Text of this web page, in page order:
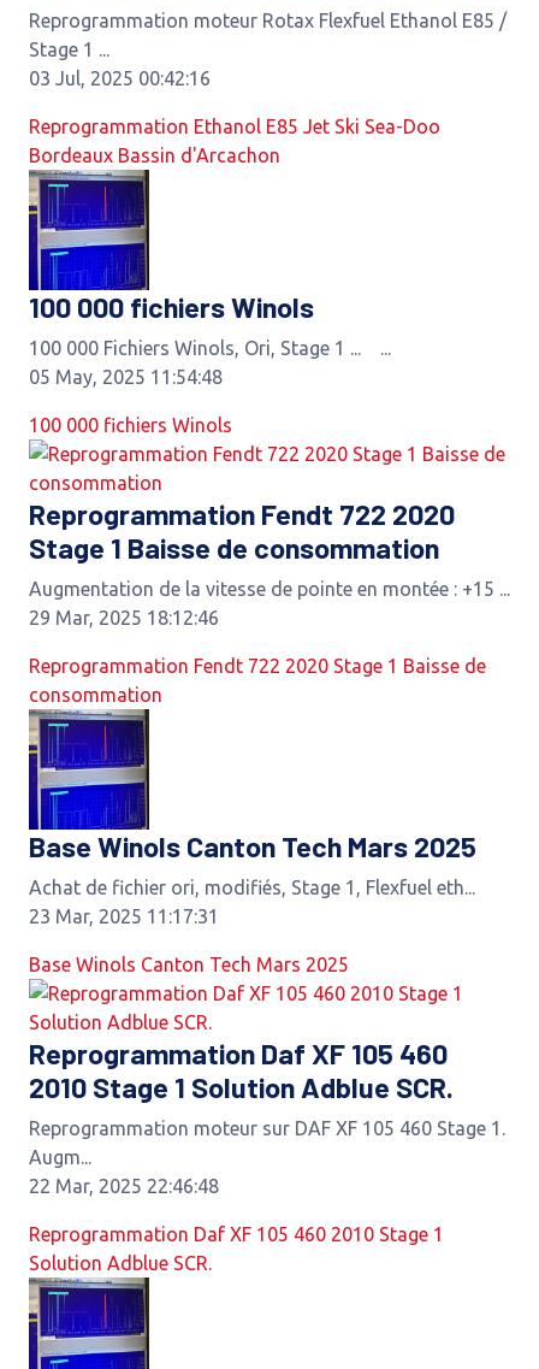
Reprogrammation moteur Rotax Flexfuel Ethanol E85 /
Stage 1 ...
03 Jul, 2025 00:42:16
Reprogrammation Ethanol E85 Jet Ski Sea-Doo
Bordeaux Bassin d'Arcachon
100 000 fichiers Winols
100 000 Fichiers Winols, Ori, Stage 1 ... ...
05 May, 2025 11:54:48
100 000 fichiers Winols
Reprogrammation Fendt 722 2020
Stage 1 Baisse de consommation
Augmentation de la vitesse de pointe en montée : +15 ...
29 Mar, 2025 18:12:46
Reprogrammation Fendt 722 2020 Stage 1 Baisse de
consommation
Base Winols Canton Tech Mars 2025
Achat de fichier ori, modifiés, Stage 1, Flexfuel eth...
23 Mar, 2025 11:17:31
Base Winols Canton Tech Mars 2025
Reprogrammation Daf XF 105 460
2010 Stage 1 Solution Adblue SCR.
Reprogrammation moteur sur DAF XF 105 460 Stage 1.
Augm...
22 Mar, 2025 22:46:48
Reprogrammation Daf XF 105 460 2010 Stage 1
Solution Adblue SCR.